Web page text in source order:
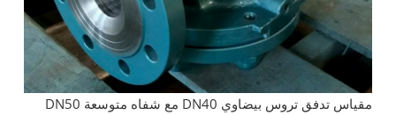
مقياس تدفق تروس بيضاوي DN40 مع شفاه متوسعة DN50